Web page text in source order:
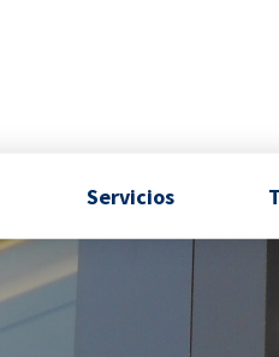
Servicios